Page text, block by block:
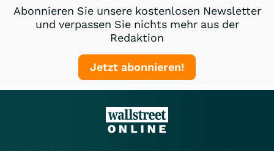
Abonnieren Sie unsere kostenlosen Newsletter
und verpassen Sie nichts mehr aus der
Redaktion
Jetzt abonnieren!